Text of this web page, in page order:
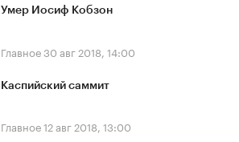
Умер Иосиф Кобзон
Главное30 авг 2018, 14:00
Каспийский саммит
Главное12 авг 2018, 13:00